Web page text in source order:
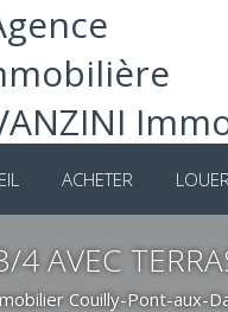
ACHETER
4 AVEC
Couilly-Pont-aux-